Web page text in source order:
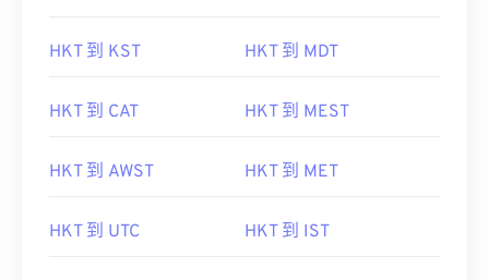
HKT 到 KST HKT 到 MDT
HKT 到 CAT HKT 到 MEST
HKT 到 AWST HKT 到 MET
HKT 到 UTC HKT 到 IST